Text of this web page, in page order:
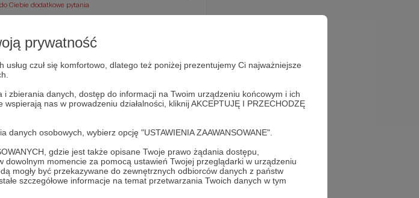
prywatność
czuł się komfortowo, dlatego też poniżej prezentujemy Ci najważniejsze
zbierania danych, dostęp do informacji na Twoim urządzeniu końcowym i ich
nas w prowadzeniu działalności, kliknij AKCEPTUJĘ I PRZECHODZĘ
osobowych, wybierz opcję "USTAWIENIA ZAAWANSOWANE".
gdzie jest także opisane Twoje prawo żądania dostępu,
momencie za pomocą ustawień Twojej przeglądarki w urządzeniu
mogły być przekazywane do zewnętrznych odbiorców danych z państw
szczegółowe informacje na temat przetwarzania Twoich danych w tym
Ciebie dodatkowe pytania
danych osobowych przez Patronite
Crowd8 sp. z o.o. z siedziba w Warszawie, ul. Żwirki i
będą przetwarzane w szczególności w celu wykonania
usługi drogą elektroniczną oraz pełnego